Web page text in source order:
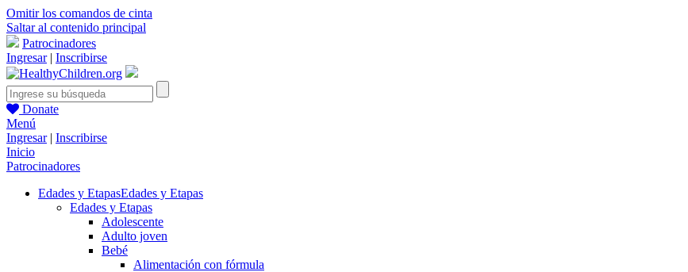
Omitir los comandos de cinta
Saltar al contenido principal
Patrocinadores
Ingresar| Inscribirse
Donate
Menú
Ingresar| Inscribirse
Inicio
Patrocinadores
Edades y EtapasEdades y Etapas
Edades y Etapas
Adolescente
Adulto joven
Bebé
Alimentación con fórmula